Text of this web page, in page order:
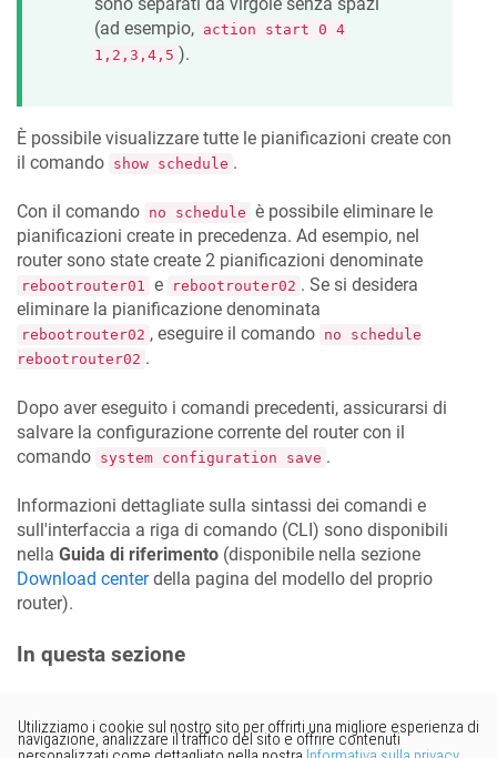
sono separati da virgole senza spazi
(ad esempio, action start 0 4
1,2,3,4,5 ).
È possibile visualizzare tutte le pianificazioni create con
il comando show schedule .
Con il comando no schedule è possibile eliminare le
pianificazioni create in precedenza. Ad esempio, nel
router sono state create 2 pianificazioni denominate
rebootrouter01 e rebootrouter02 . Se si desidera
eliminare la pianificazione denominata
rebootrouter02 , eseguire il comando no schedule
rebootrouter02 .
Dopo aver eseguito i comandi precedenti, assicurarsi di
salvare la configurazione corrente del router con il
comando system configuration save .
Informazioni dettagliate sulla sintassi dei comandi e
sull'interfaccia a riga di comando (CLI) sono disponibili
nella Guida di riferimento (disponibile nella sezione
Download centerdella pagina del modello del proprio
router).
In questa sezione